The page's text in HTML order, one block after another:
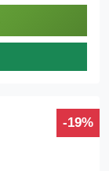
-19%